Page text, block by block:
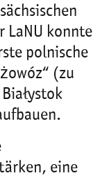
LaNU konnte
polnische
(zu
eine